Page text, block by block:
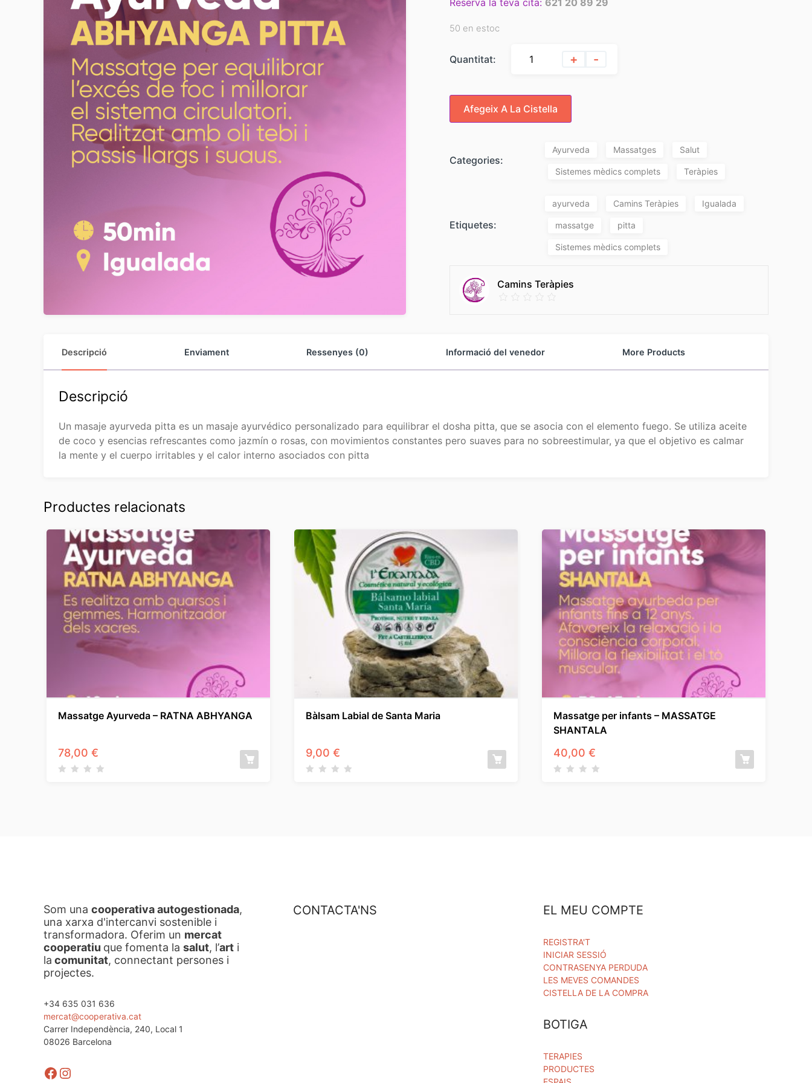
Reserva la teva cita: 621 20 89 29
50 en estoc
Quantitat: + -
Afegeix A La Cistella
Categories:
Ayurveda Massatges Salut
Sistemes mèdics complets Teràpies
Etiquetes:
ayurveda Camins Teràpies Igualada
massatge pitta
Sistemes mèdics complets
Camins Teràpies
Descripció Enviament Ressenyes (0) Informació del venedor More Products
Descripció
Un masaje ayurveda pitta es un masaje ayurvédico personalizado para equilibrar el dosha pitta, que se asocia con el elemento fuego. Se utiliza aceite
de coco y esencias refrescantes como jazmín o rosas, con movimientos constantes pero suaves para no sobreestimular, ya que el objetivo es calmar
la mente y el cuerpo irritables y el calor interno asociados con pitta
Productes relacionats
Massatge Ayurveda – RATNA ABHYANGA
78,00 €
Bàlsam Labial de Santa Maria
9,00 €
Massatge per infants – MASSATGE
SHANTALA
40,00 €
Som una cooperativa autogestionada,
una xarxa d'intercanvi sostenible i
transformadora. Oferim un mercat
cooperatiu que fomenta la salut, l’art i
la comunitat, connectant persones i
projectes.
+34 635 031 636
mercat@cooperativa.cat
Carrer Independència, 240, Local 1
08026 Barcelona
Facebook
Instagram
CONTACTA'NS EL MEU COMPTE
REGISTRA'T
INICIAR SESSIÓ
CONTRASENYA PERDUDA
LES MEVES COMANDES
CISTELLA DE LA COMPRA
BOTIGA
TERAPIES
PRODUCTES